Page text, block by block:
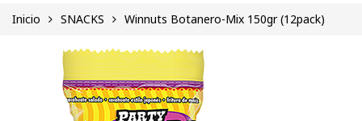
Inicio SNACKS Winnuts Botanero-Mix 150gr (12pack)